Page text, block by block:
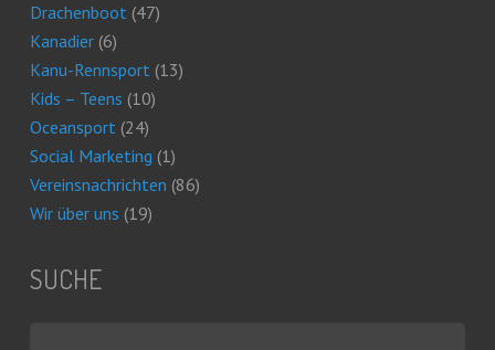
Drachenboot(47)
Kanadier(6)
Kanu-Rennsport(13)
Kids – Teens (10)
Oceansport(24)
Social Marketing (1)
Vereinsnachrichten (86)
Wir über uns (19)
SUCHE